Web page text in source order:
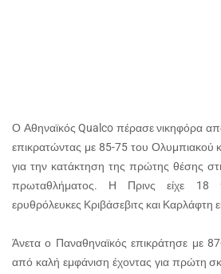
Ο Αθηναϊκός Qualco πέρασε νικηφόρα
επικρατώντας με 85-75 του Ολυμπιακού
για την κατάκτηση της πρώτης θέσης
πρωταθλήματος. Η Πρινς είχε 18
ερυθρόλευκες Κριβάσεβιτς και Καρλάφτη
Άνετα ο Παναθηναϊκός επικράτησε με
από καλή εμφάνιση έχοντας για πρώτη